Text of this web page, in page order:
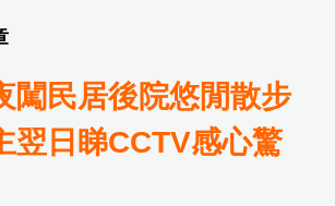
闖民居後院悠閒散步
翌日睇CCTV感心驚